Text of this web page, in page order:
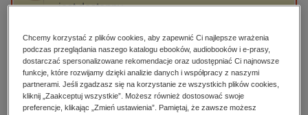
dzienniki
edukacja
hobby, sport, rozrywka
komputery, internet, technologie, informatyka
jest dostępny.
High-contrast mode
Polecane
Chcemy korzystać z plików cookies, aby zapewnić Ci najlepsze wrażenia
podczas przeglądania naszego katalogu ebooków, audiobooków i e-prasy,
dostarczać spersonalizowane rekomendacje oraz udostępniać Ci najnowsze
funkcje, które rozwijamy dzięki analizie danych i współpracy z naszymi
partnerami. Jeśli zgadzasz się na korzystanie ze wszystkich plików cookies,
kliknij „Zaakceptuj wszystkie”. Możesz również dostosować swoje
preferencje, klikając „Zmień ustawienia”. Pamiętaj, że zawsze możesz